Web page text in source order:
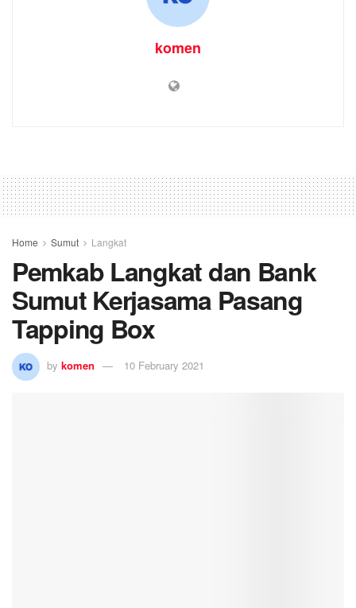
komen
Home Sumut Langkat
Pemkab Langkat dan Bank
Sumut Kerjasama Pasang
Tapping Box
by komen 10 February 2021